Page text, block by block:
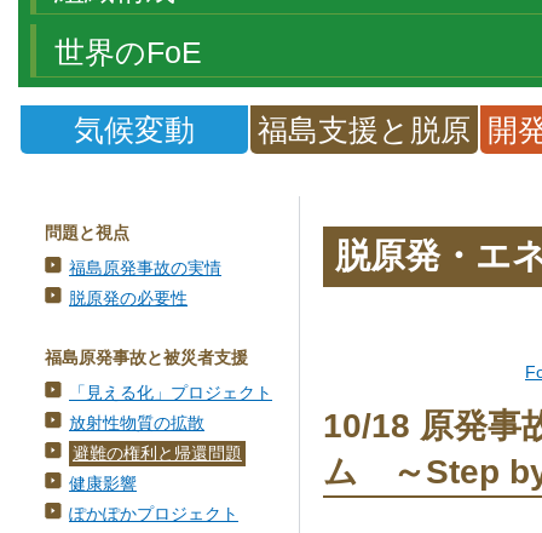
世界のFoE
気候変動
福島支援と脱原
開
問題と視点
福島原発事故の実情
脱原発の必要性
福島原発事故と被災者支援
「見える化」プロジェクト
放射性物質の拡散
避難の権利と帰還問題
健康影響
ぽかぽかプロジェクト
脱原発・エ
10/18 原発事
ム ～Step